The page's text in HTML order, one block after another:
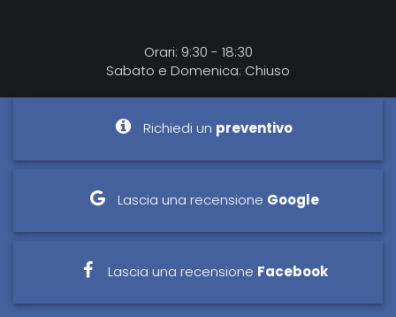
Orari: 9:30 - 18:30
Sabato e Domenica: Chiuso
Richiedi un preventivo
Lascia una recensione Google
Lascia una recensione Facebook